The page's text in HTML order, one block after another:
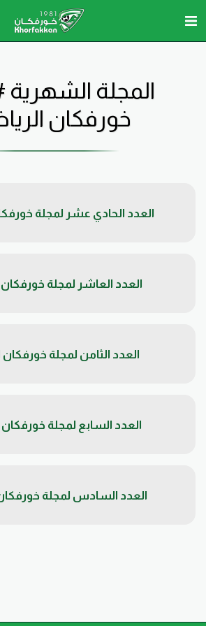
المجلة
خورفكان
العدد الحادي عشر لمجلة
العدد العاشر لمجلة خورفكان
العدد الثامن لمجلة خورفكان
العدد السابع لمجلة خورفكان
العدد السادس لمجلة